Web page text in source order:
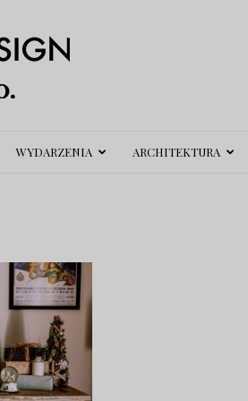
WYDARZENIA ARCHITEKTURA